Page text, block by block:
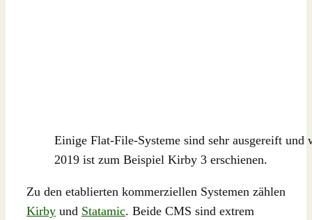
Einige Flat-File-Systeme sind sehr ausgereift
2019 ist zum Beispiel Kirby 3 erschienen.
Zu den etablierten kommerziellen Systemen zählen
Kirby und Statamic. Beide CMS sind extrem